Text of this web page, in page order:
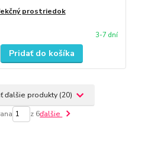
prostriedok
3-7 dní
Pridať do košíka
ďalšie produkty (20)
z 6ďalšie